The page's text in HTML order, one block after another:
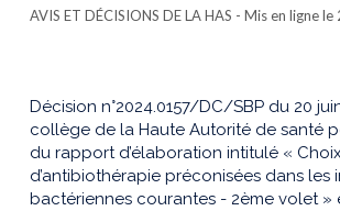
AVIS ET DÉCISIONS DE LA HAS - Mis en ligne
Décision n°2024.0157/DC/SBP du 20
collège de la Haute Autorité de santé
du rapport d’élaboration intitulé «
d’antibiothérapie préconisées dans les
bactériennes courantes - 2ème volet »